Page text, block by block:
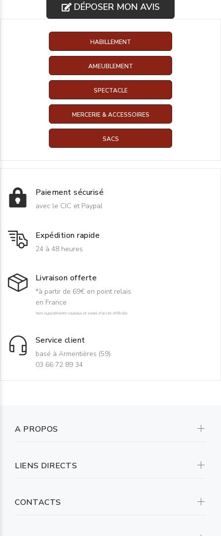
DÉPOSER MON AVIS
HABILLEMENT
AMEUBLEMENT
SPECTACLE
MERCERIE & ACCESSOIRES
SACS
Paiement sécurisé
avec le CIC et Paypal
Expédition rapide
24 à 48 heures
Livraison offerte
*à partir de 69€ en point relais
en France
hors suppléments rouleaux et zones d'accès difficiles
Service client
basé à Armentières (59)
03 66 72 89 34
A PROPOS
LIENS DIRECTS
CONTACTS